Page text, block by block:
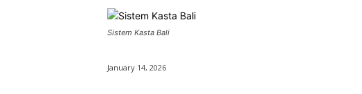
Sistem Kasta Bali
January 14, 2026